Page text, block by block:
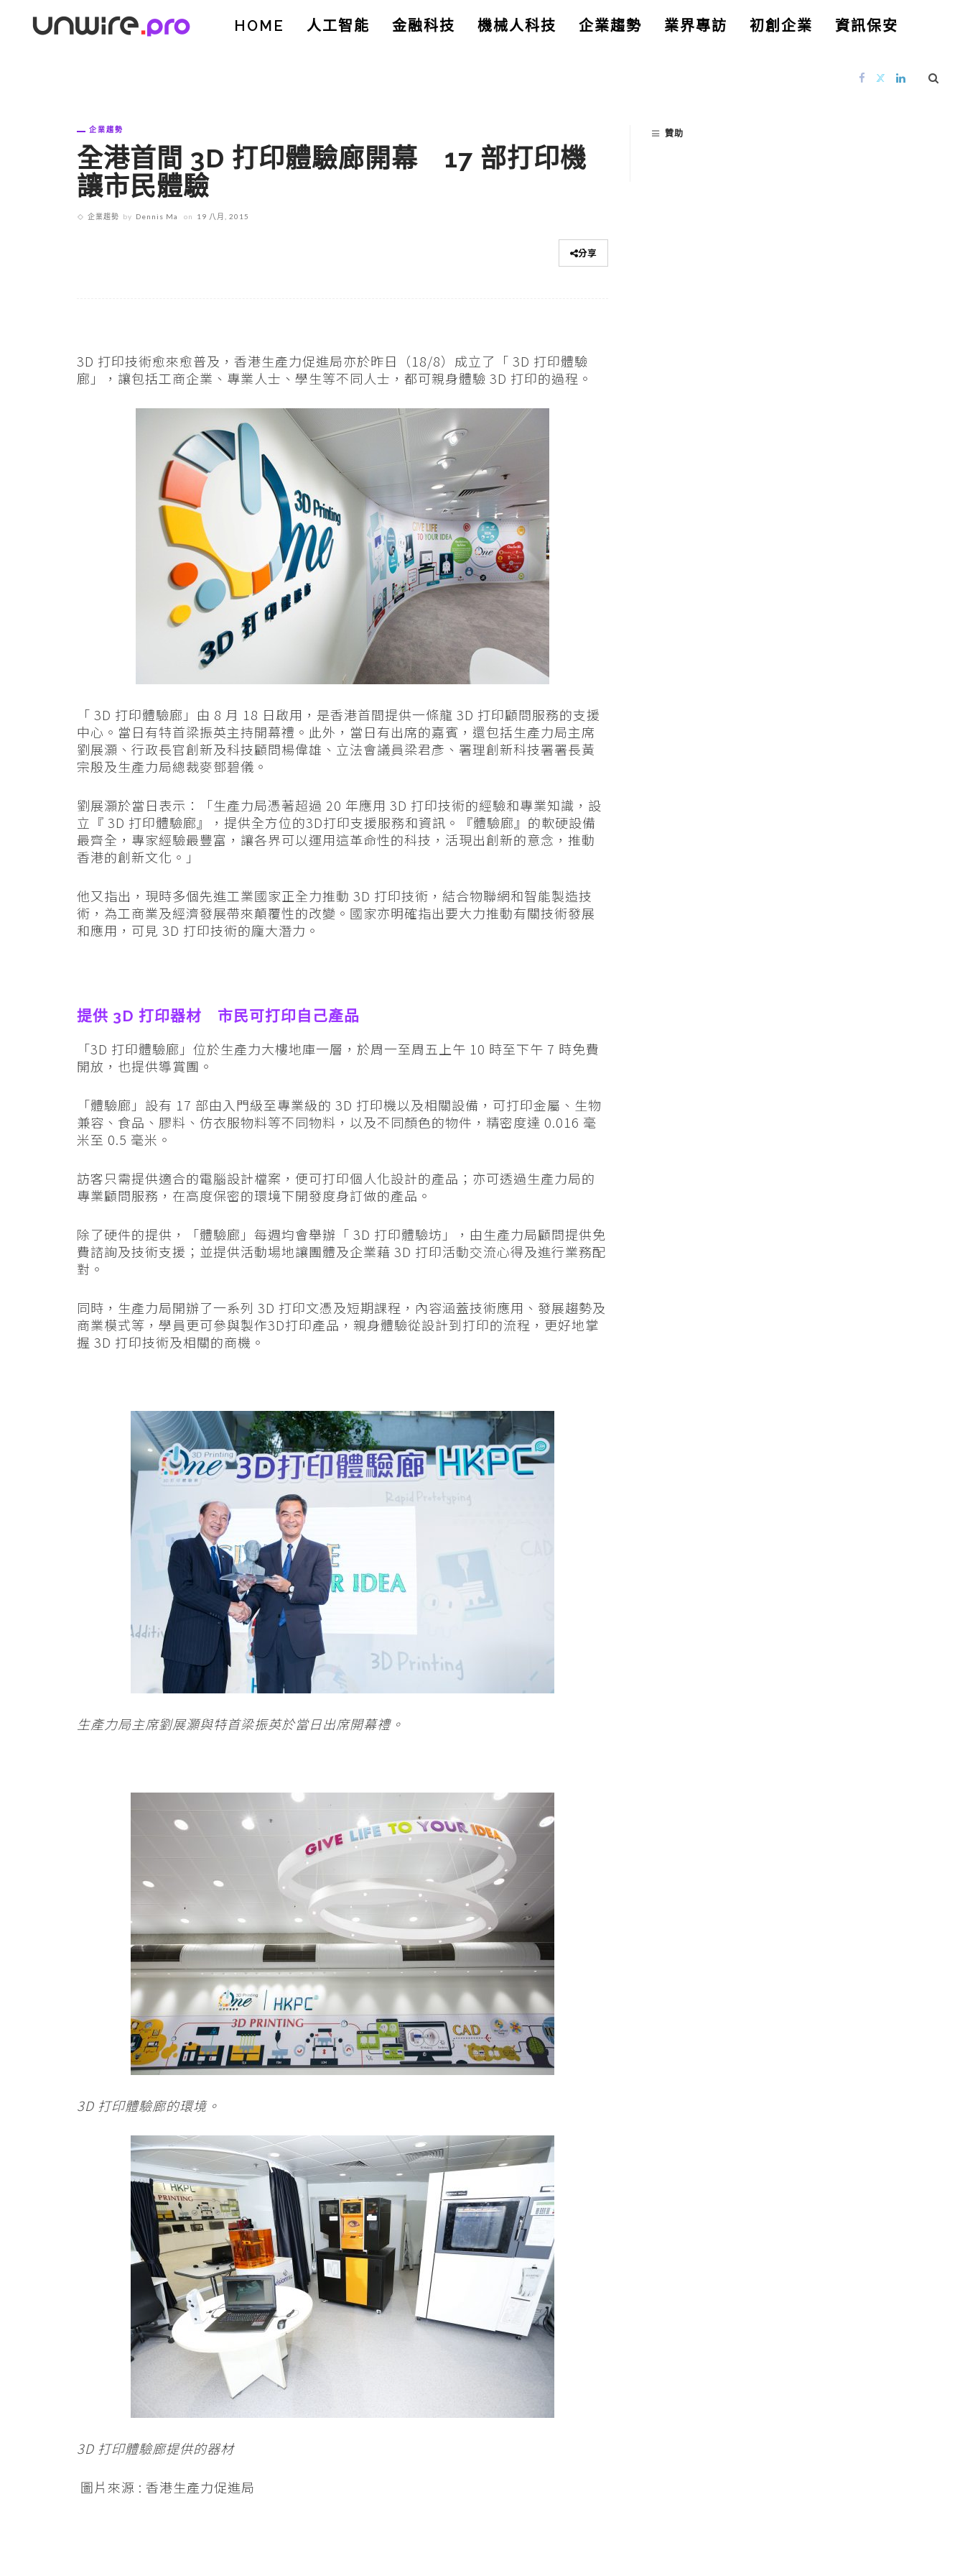
HOME 人工智能 金融科技 機械人科技 企業趨勢 業界專訪 初創企業 資訊保安
企業趨勢
全港首間 3D 打印體驗廊開幕 17 部打印機
讓市民體驗
企業趨勢 by Dennis Ma on 19 八月, 2015
分享
3D 打印技術愈來愈普及，香港生產力促進局亦於昨日（18/8）成立了「 3D 打印體驗
廊」，讓包括工商企業、專業人士、學生等不同人士，都可親身體驗 3D 打印的過程。
「 3D 打印體驗廊」由 8 月 18 日啟用，是香港首間提供一條龍 3D 打印顧問服務的支援
中心。當日有特首梁振英主持開幕禮。此外，當日有出席的嘉賓，還包括生產力局主席
劉展灝、行政長官創新及科技顧問楊偉雄、立法會議員梁君彥、署理創新科技署署長黃
宗殷及生產力局總裁麥鄧碧儀。
劉展灝於當日表示：「生產力局憑著超過 20 年應用 3D 打印技術的經驗和專業知識，設
立『 3D 打印體驗廊』，提供全方位的3D打印支援服務和資訊。『體驗廊』的軟硬設備
最齊全，專家經驗最豐富，讓各界可以運用這革命性的科技，活現出創新的意念，推動
香港的創新文化。」
他又指出，現時多個先進工業國家正全力推動 3D 打印技術，結合物聯網和智能製造技
術，為工商業及經濟發展帶來顛覆性的改變。國家亦明確指出要大力推動有關技術發展
和應用，可見 3D 打印技術的龐大潛力。
提供 3D 打印器材 市民可打印自己產品
「3D 打印體驗廊」位於生產力大樓地庫一層，於周一至周五上午 10 時至下午 7 時免費
開放，也提供導賞團。
「體驗廊」設有 17 部由入門級至專業級的 3D 打印機以及相關設備，可打印金屬、生物
兼容、食品、膠料、仿衣服物料等不同物料，以及不同顏色的物件，精密度達 0.016 毫
米至 0.5 毫米。
訪客只需提供適合的電腦設計檔案，便可打印個人化設計的產品；亦可透過生產力局的
專業顧問服務，在高度保密的環境下開發度身訂做的產品。
除了硬件的提供，「體驗廊」每週均會舉辦「 3D 打印體驗坊」，由生產力局顧問提供免
費諮詢及技術支援；並提供活動場地讓團體及企業藉 3D 打印活動交流心得及進行業務配
對。
同時，生產力局開辦了一系列 3D 打印文憑及短期課程，內容涵蓋技術應用、發展趨勢及
商業模式等，學員更可參與製作3D打印產品，親身體驗從設計到打印的流程，更好地掌
握 3D 打印技術及相關的商機。
生產力局主席劉展灝與特首梁振英於當日出席開幕禮。
3D 打印體驗廊的環境。
3D 打印體驗廊提供的器材
圖片來源 : 香港生產力促進局
贊助